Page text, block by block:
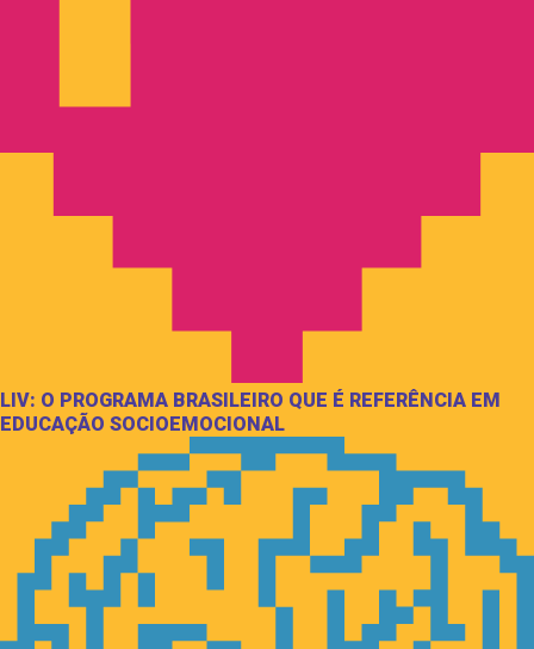
LIV: O PROGRAMA BRASILEIRO QUE É REFERÊNCIA EM
EDUCAÇÃO SOCIOEMOCIONAL